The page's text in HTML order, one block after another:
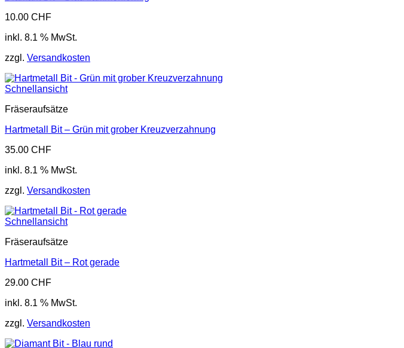
10.00 CHF
inkl. 8.1 % MwSt.
zzgl. Versandkosten
Schnellansicht
Fräseraufsätze
Hartmetall Bit – Grün mit grober Kreuzverzahnung
35.00 CHF
inkl. 8.1 % MwSt.
zzgl. Versandkosten
Schnellansicht
Fräseraufsätze
Hartmetall Bit – Rot gerade
29.00 CHF
inkl. 8.1 % MwSt.
zzgl. Versandkosten